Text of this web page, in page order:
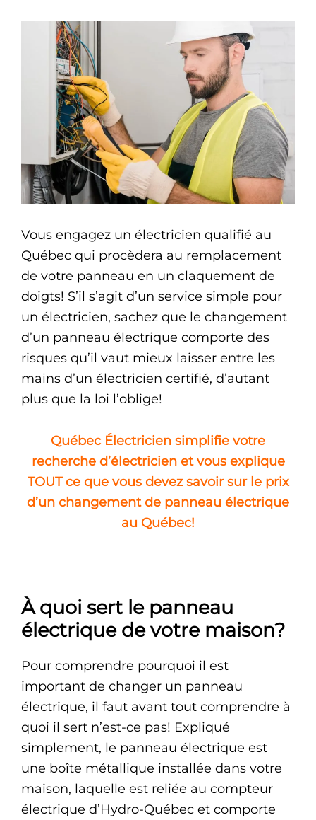
Vous engagez un électricien qualifié au
Québec qui procèdera au remplacement
de votre panneau en un claquement de
doigts! S’il s’agit d’un service simple pour
un électricien, sachez que le changement
d’un panneau électrique comporte des
risques qu’il vaut mieux laisser entre les
mains d’un électricien certifié, d’autant
plus que la loi l’oblige!
Québec Électricien simplifie votre
recherche d’électricien et vous explique
TOUT ce que vous devez savoir sur le prix
d’un changement de panneau électrique
au Québec!
À quoi sert le panneau
électrique de votre maison?
Pour comprendre pourquoi il est
important de changer un panneau
électrique, il faut avant tout comprendre à
quoi il sert n’est-ce pas! Expliqué
simplement, le panneau électrique est
une boîte métallique installée dans votre
maison, laquelle est reliée au compteur
électrique d’Hydro-Québec et comporte